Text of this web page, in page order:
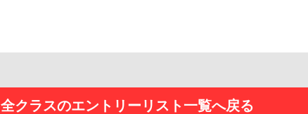
全クラスのエントリーリスト一覧へ戻る